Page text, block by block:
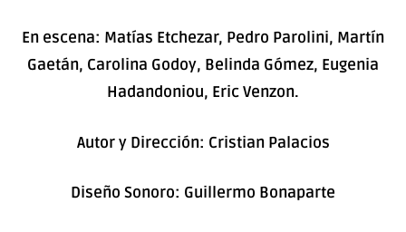
En escena: Matías Etchezar, Pedro Parolini, Martín
Gaetán, Carolina Godoy, Belinda Gómez, Eugenia
Hadandoniou, Eric Venzon.
Autor y Dirección: Cristian Palacios
Diseño Sonoro: Guillermo Bonaparte